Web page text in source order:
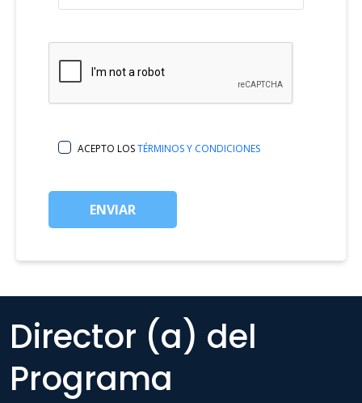
ACEPTO LOSTÉRMINOS Y CONDICIONES
ENVIAR
Director (a) del
Programa